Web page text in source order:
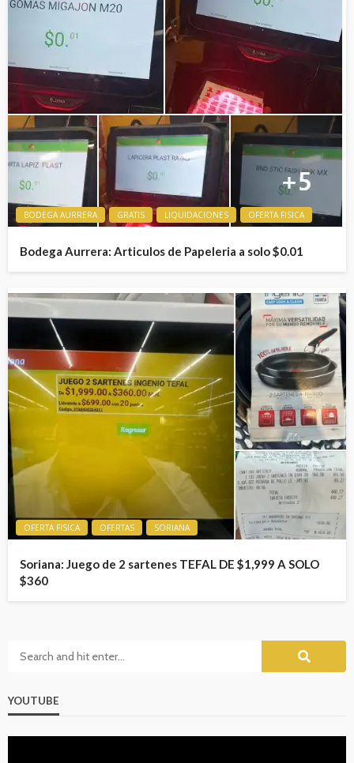
BODEGA AURRERA GRATIS LIQUIDACIONES OFERTA FISICA
Bodega Aurrera: Articulos de Papeleria a solo $0.01
OFERTA FISICA OFERTAS SORIANA
Soriana: Juego de 2 sartenes TEFAL DE $1,999 A SOLO
$360
YOUTUBE